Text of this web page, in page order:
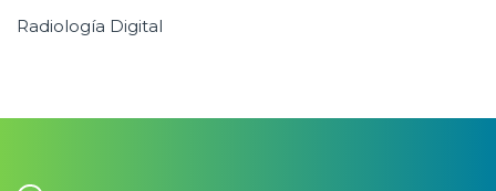
Radiología Digital